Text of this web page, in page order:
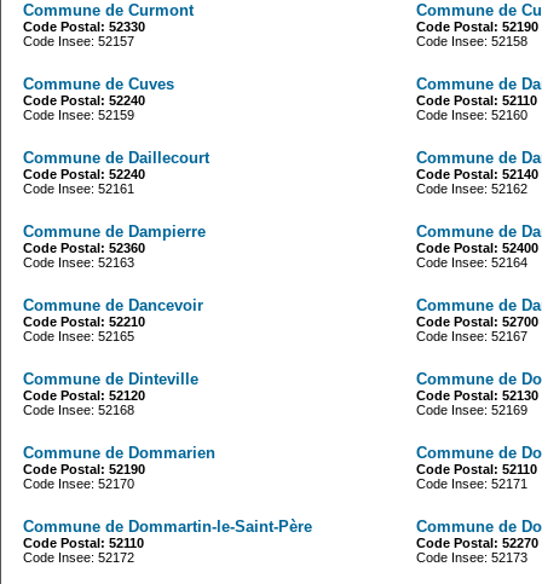
Commune de Curmont
Code Postal: 52330
Code Insee: 52157
Commune de
Code Postal: 52190
Code Insee: 52158
Commune de Cuves
Code Postal: 52240
Code Insee: 52159
Commune de
Code Postal: 52110
Code Insee: 52160
Commune de Daillecourt
Code Postal: 52240
Code Insee: 52161
Commune de
Code Postal: 52140
Code Insee: 52162
Commune de Dampierre
Code Postal: 52360
Code Insee: 52163
Commune de
Code Postal: 52400
Code Insee: 52164
Commune de Dancevoir
Code Postal: 52210
Code Insee: 52165
Commune de
Code Postal: 52700
Code Insee: 52167
Commune de Dinteville
Code Postal: 52120
Code Insee: 52168
Commune de
Code Postal: 52130
Code Insee: 52169
Commune de Dommarien
Code Postal: 52190
Code Insee: 52170
Commune de
Code Postal: 52110
Code Insee: 52171
Commune de Dommartin-le-Saint-Père
Code Postal: 52110
Code Insee: 52172
Commune de
Code Postal: 52270
Code Insee: 52173